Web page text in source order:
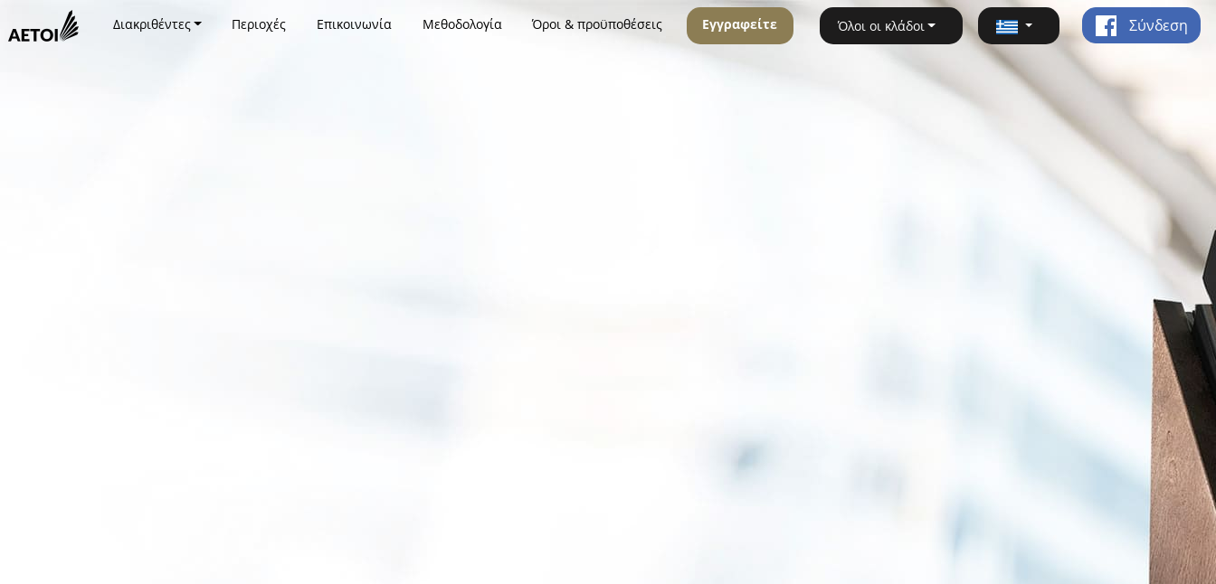
Διακριθέντες Περιοχές Επικοινωνία Μεθοδολογία Όροι & προϋποθέσεις Εγγραφείτε Όλοι οι κλάδοι Σύνδεση